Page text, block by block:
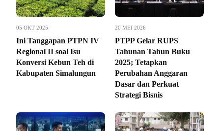
05 OKT 2025
Ini Tanggapan PTPN IV
Regional II soal Isu
Konversi Kebun Teh di
Kabupaten Simalungun
20 MEI 2026
PTPP Gelar RUPS
Tahunan Tahun Buku
2025; Tetapkan
Perubahan Anggaran
Dasar dan Perkuat
Strategi Bisnis